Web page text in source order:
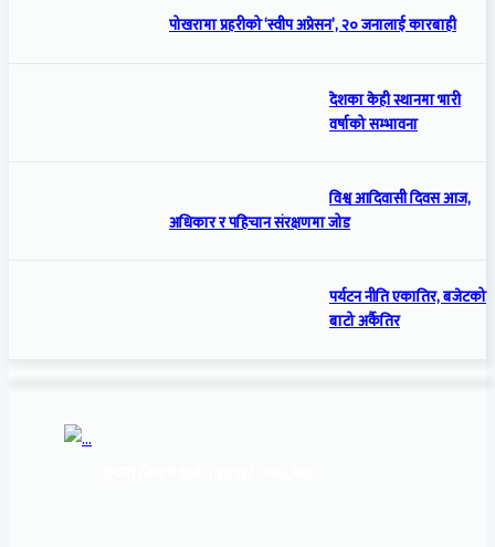
पोखरामा प्रहरीको ‘स्वीप अप्रेसन’, २० जनालाई कारबाही
देशका केही स्थानमा भारी
वर्षाको सम्भावना
विश्व आदिवासी दिवस आज,
अधिकार र पहिचान संरक्षणमा जोड
पर्यटन नीति एकातिर, बजेटको
बाटो अर्कैतिर